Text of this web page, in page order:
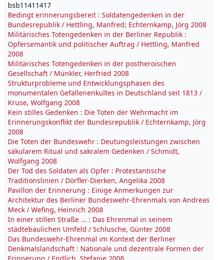
bsb11411417
Bedingt erinnerungsbereit : Soldatengedenken in der
Bundesrepublik / Hettling, Manfred; Echternkamp, Jörg 2008
Militärisches Totengedenken in der Berliner Republik :
Opfersemantik und politischer Auftrag / Hettling, Manfred
2008
Militärisches Totengedenken in der postheroischen
Gesellschaft / Münkler, Herfried 2008
Strukturprobleme und Entwicklungsphasen des
monumentalen Gefallenenkultes in Deutschland seit 1813 /
Kruse, Wolfgang 2008
Kein stilles Gedenken : Die Toten der Wehrmacht im
Erinnerungskonflikt der Bundesrepublik / Echternkamp, Jörg
2008
Die Toten der Bundeswehr : Deutungsleistungen zwischen
säkularem Ritual und sakralem Gedenken / Schmidt,
Wolfgang 2008
Der Tod des Soldaten als Opfer : Protestantische
Traditionslinien / Dörfler-Dierken, Angelika 2008
Pavillon der Erinnerung : Einige Anmerkungen zur
Architektur des Berliner Bundeswehr-Ehrenmals von Andreas
Meck / Wefing, Heinrich 2008
In einer stillen Straße ... : Das Ehrenmal in seinem
städtebaulichen Umfeld / Schlusche, Günter 2008
Das Bundeswehr-Ehrenmal im Kontext der Berliner
Denkmalslandschaft : Nationale und dezentrale Formen der